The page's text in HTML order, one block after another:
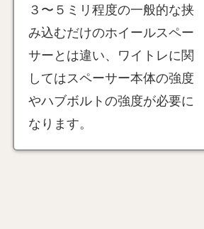
３〜５ミリ程度の一般的な挟
み込むだけのホイールスペー
サーとは違い、ワイトレに関
してはスペーサー本体の強度
やハブボルトの強度が必要に
なります。